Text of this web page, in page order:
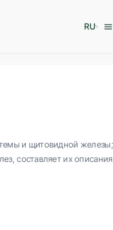
RU
и щитовидной
составляет их описания